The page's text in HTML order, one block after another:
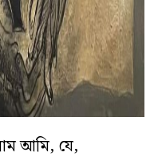
আমি, যে,